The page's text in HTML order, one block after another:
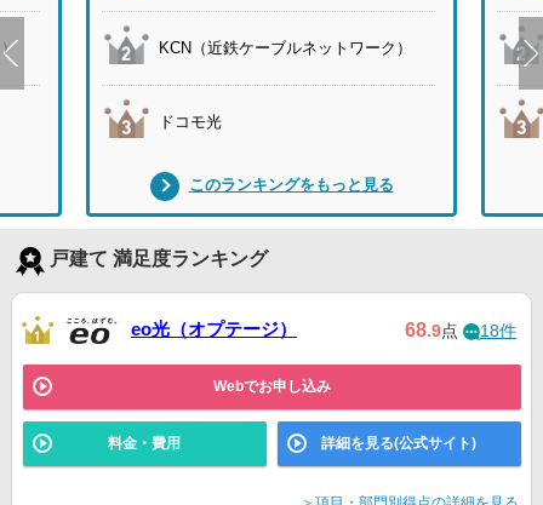
KCN（近鉄ケーブルネットワーク）
ドコモ光
このランキングをもっと見る
戸建て 満足度ランキング
eo光（オプテージ） 68.9点 18件
Webでお申し込み
料金・費用 詳細を見る(公式サイト)